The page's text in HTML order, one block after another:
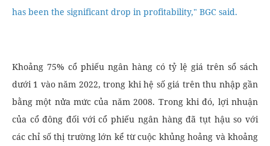
has been the significant drop in profitability," BGC said.
Khoảng 75% cổ phiếu ngân hàng có tỷ lệ giá trên sổ sách
dưới 1 vào năm 2022, trong khi hệ số giá trên thu nhập gần
bằng một nửa mức của năm 2008. Trong khi đó, lợi nhuận
của cổ đông đối với cổ phiếu ngân hàng đã tụt hậu so với
các chỉ số thị trường lớn kể từ cuộc khủng hoảng và khoảng